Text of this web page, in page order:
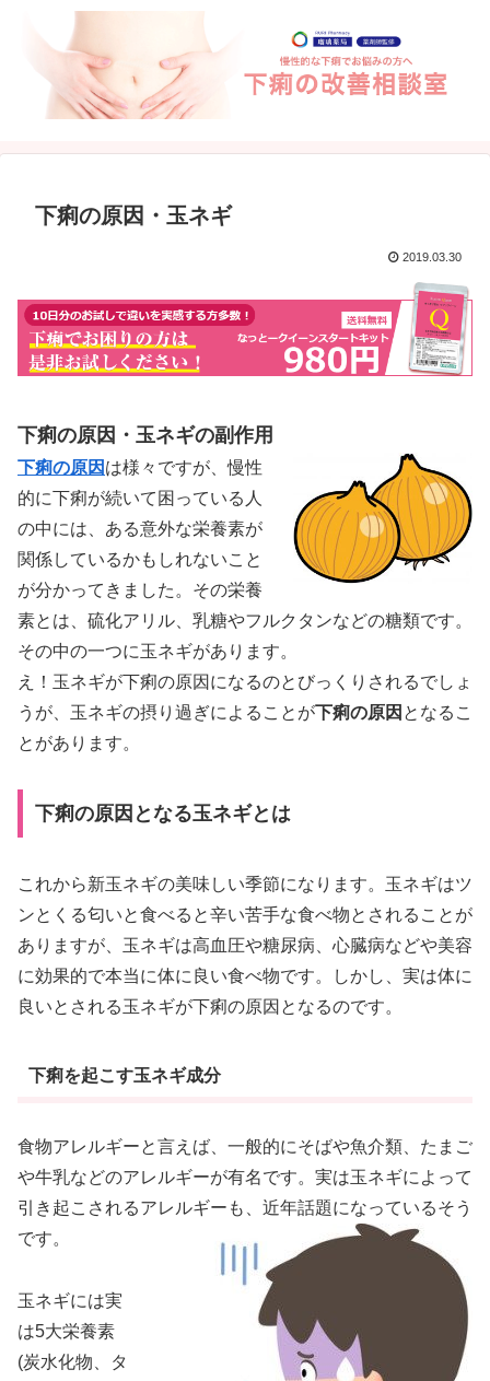
下痢の原因・玉ネギ
2019.03.30
下痢の原因・玉ネギの副作用
下痢の原因 は様々ですが、慢性
的に下痢が続いて困っている人
の中には、ある意外な栄養素が
関係しているかもしれないこと
が分かってきました。その栄養
素とは、硫化アリル、乳糖やフルクタンなどの糖類です。
その中の一つに玉ネギがあります。
え！玉ネギが下痢の原因になるのとびっくりされるでしょ
うが、玉ネギの摂り過ぎによることが下痢の原因 となるこ
とがあります。
下痢の原因となる玉ネギとは
これから新玉ネギの美味しい季節になります。玉ネギはツ
ンとくる匂いと食べると辛い苦手な食べ物とされることが
ありますが、玉ネギは高血圧や糖尿病、心臓病などや美容
に効果的で本当に体に良い食べ物です。しかし、実は体に
良いとされる玉ネギが下痢の原因となるのです。
下痢を起こす玉ネギ成分
食物アレルギーと言えば、一般的にそばや魚介類、たまご
や牛乳などのアレルギーが有名です。実は玉ネギによって
引き起こされるアレルギーも、近年話題になっているそう
です。
玉ネギには実
は5大栄養素
(炭水化物、タ